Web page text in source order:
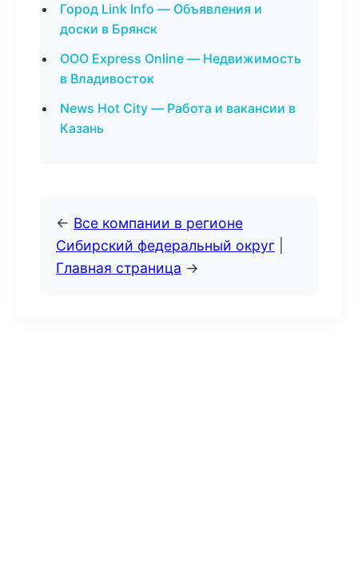
Город Link Info — Объявления и
доски в Брянск
ООО Express Online — Недвижимость
в Владивосток
News Hot City — Работа и вакансии в
Казань
← Все компании в регионе
Сибирский федеральный округ
Главная страница →